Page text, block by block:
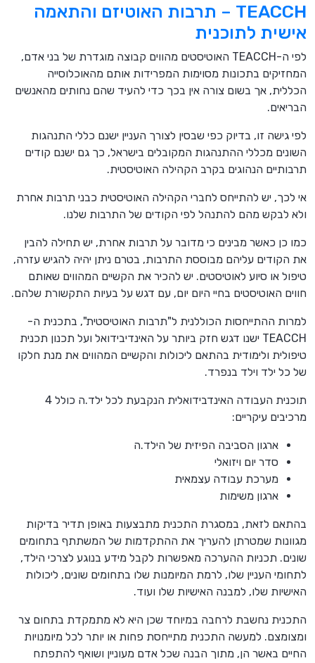
TEACCH – תרבות האוטיזם והתאמה
אישית לתוכנית
לפי ה-TEACCH האוטיסטים מהווים קבוצה מוגדרת של בני אדם,
המחזיקים בתכונות מסוימות המפרידות אותם מהאוכלוסייה
הכללית, אך בשום צורה אין בכך כדי להעיד שהם נחותים מהאנשים
הבריאים.
לפי גישה זו, בדיוק כפי שבסין לצורך העניין ישנם כללי התנהגות
השונים מכללי ההתנהגות המקובלים בישראל, כך גם ישנם קודים
תרבותיים הנהוגים בקרב הקהילה האוטיסטית.
אי לכך, יש להתייחס לחברי הקהילה האוטיסטית כבני תרבות אחרת
ולא לבקש מהם להתנהל לפי הקודים של התרבות שלנו.
כמו כן כאשר מבינים כי מדובר על תרבות אחרת, יש תחילה להבין
את הקודים עליהם מבוססת התרבות, בטרם ניתן יהיה להגיש עזרה,
טיפול או סיוע לאוטיסטים. יש להכיר את הקשיים המהווים שאותם
חווים האוטיסטים בחיי היום יום, עם דגש על בעיות התקשורת שלהם.
למרות ההתייחסות הכוללנית ל"תרבות האוטיסטית", בתכנית ה-
TEACCH ישנו דגש חזק ביותר על האינדיבידואל ועל תכנון תכנית
טיפולית ולימודית בהתאם ליכולות והקשיים המהווים את מנת חלקו
של כל ילד וילד בנפרד.
תוכנית העבודה האינדבידואלית הנקבעת לכל ילד.ה כולל 4
מרכיבים עיקריים:
ארגון הסביבה הפיזית של הילד.ה
סדר יום ויזואלי
מערכת עבודה עצמאית
ארגון משימות
בהתאם לזאת, במסגרת התכנית מתבצעות באופן תדיר בדיקות
מגוונות שמטרתן להעריך את ההתקדמות של המשתתף בתחומים
שונים. תכניות ההערכה מאפשרות לקבל מידע בנוגע לצרכי הילד,
לתחומי העניין שלו, לרמת המיומנות שלו בתחומים שונים, ליכולות
האישיות שלו, למבנה האישיות שלו ועוד.
התכנית נחשבת לרחבה במיוחד שכן היא לא מתמקדת בתחום צר
ומצומצם. למעשה התכנית מתייחסת פחות או יותר לכל מיומנויות
החיים באשר הן, מתוך הבנה שכל אדם מעוניין ושואף להתפתח